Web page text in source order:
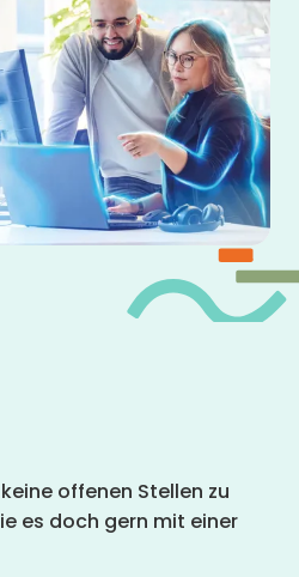
offenen Stellen zu
es doch gern mit einer